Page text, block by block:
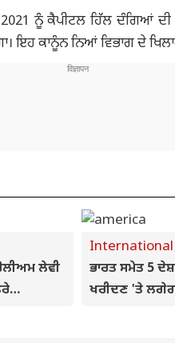
ਨੂੰ ਕੈਪੀਟਲ ਹਿੱਲ ਦੰਗਿਆਂ
ਇਹ ਕਾਨੂੰਨ ਨਿਆਂ ਵਿਭਾਗ ਦੇ
ਲੇਵੀ
International
ਭਾਰਤ ਸਮੇਤ 5
ਖਰੀਦਣ 'ਤੇ